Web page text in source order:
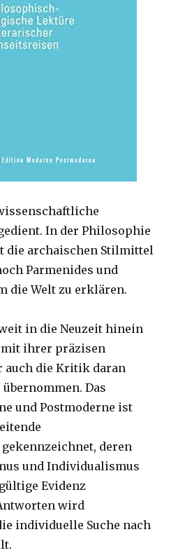
In der Philosophie
die archaischen Stilmittel
Parmenides und
die Welt zu erklären.
in die Neuzeit hinein
ihrer präzisen
auch die Kritik daran
Das
und Postmoderne ist
deren
und Individualismus
Evidenz
wird
individuelle Suche nach